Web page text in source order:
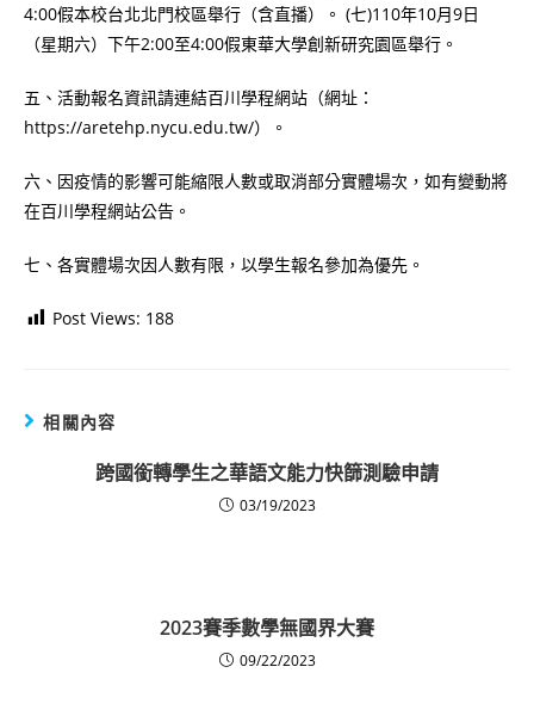
4:00假本校台北北門校區舉行（含直播）。 (七)110年10月9日
（星期六）下午2:00至4:00假東華大學創新研究園區舉行。
五、活動報名資訊請連結百川學程網站（網址：
https://aretehp.nycu.edu.tw/）。
六、因疫情的影響可能縮限人數或取消部分實體場次，如有變動將
在百川學程網站公告。
七、各實體場次因人數有限，以學生報名參加為優先。
Post Views: 188
相關內容
跨國銜轉學生之華語文能力快篩測驗申請
03/19/2023
2023賽季數學無國界大賽
09/22/2023